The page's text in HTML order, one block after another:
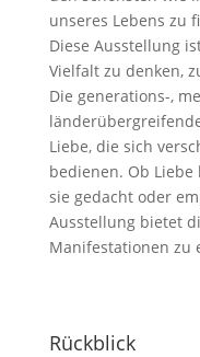
unseres Lebens zu
Diese Ausstellung
Vielfalt zu denken,
Die generations-,
Liebe, die sich
bedienen. Ob
sie gedacht oder
Ausstellung bietet
Manifestationen zu
Rückblick